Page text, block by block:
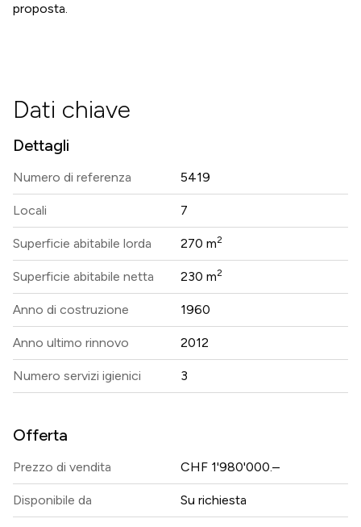
proposta.
Dati chiave
Dettagli
Numero di referenza 5419
Locali 7
Superficie abitabile lorda 270 m2
Superficie abitabile netta 230 m2
Anno di costruzione 1960
Anno ultimo rinnovo 2012
Numero servizi igienici 3
Offerta
Prezzo di vendita CHF 1'980'000.–
Disponibile da Su richiesta